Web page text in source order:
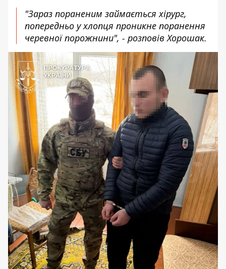
"Зараз пораненим займається хірург,
попередньо у хлопця проникне поранення
черевної порожнини", - розповів Хорошак.